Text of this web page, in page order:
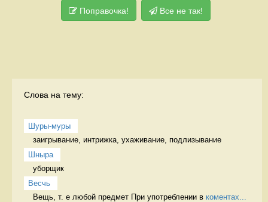
Поправочка! Все не так!
Слова на тему:
Шуры-муры
заигрывание, интрижка, ухаживание, подлизывание
Шныра
уборщик
Весчь
Вещь, т. е любой предмет При употреблении в коментах...